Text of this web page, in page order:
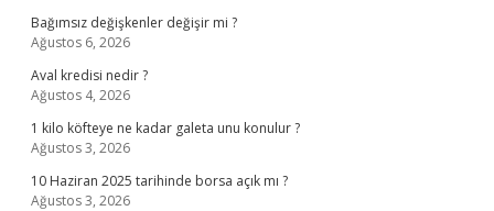
Bağımsız değişkenler değişir mi ?
Ağustos 6, 2026
Aval kredisi nedir ?
Ağustos 4, 2026
1 kilo köfteye ne kadar galeta unu konulur ?
Ağustos 3, 2026
10 Haziran 2025 tarihinde borsa açık mı ?
Ağustos 3, 2026